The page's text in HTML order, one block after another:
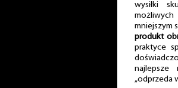
wysiłki
mniejszym
produkt
praktyce
najlepsze
„odprzeda